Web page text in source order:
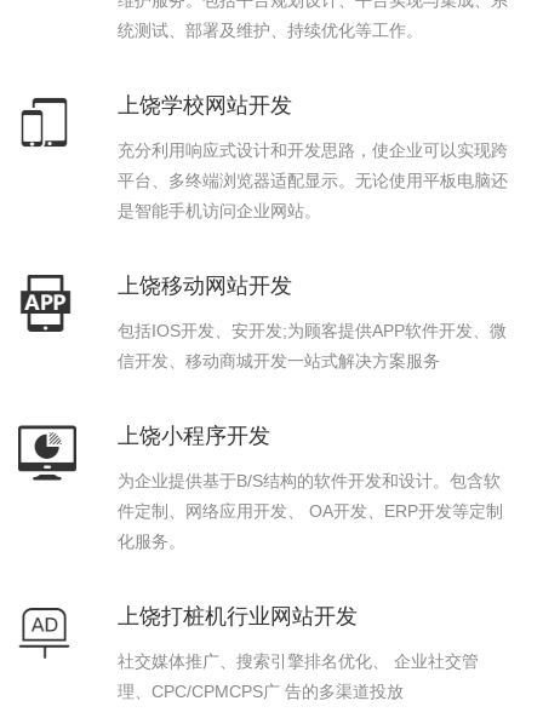
统测试、部署及维护、持续优化等工作。
上饶学校网站开发
充分利用响应式设计和开发思路，使企业可以实现跨
平台、多终端浏览器适配显示。无论使用平板电脑还
是智能手机访问企业网站。
上饶移动网站开发
包括IOS开发、安开发;为顾客提供APP软件开发、微
信开发、移动商城开发一站式解决方案服务
上饶小程序开发
为企业提供基于B/S结构的软件开发和设计。包含软
件定制、网络应用开发、 OA开发、ERP开发等定制
化服务。
上饶打桩机行业网站开发
社交媒体推广、搜索引擎排名优化、 企业社交管
理、CPC/CPMCPS广 告的多渠道投放